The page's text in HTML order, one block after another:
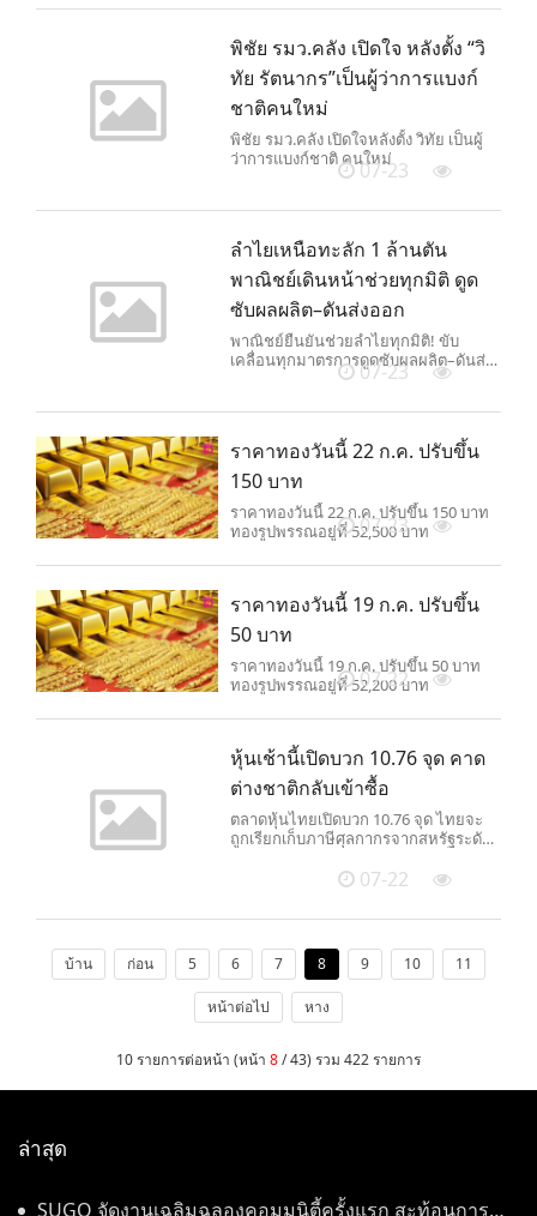
พิชัย รมว.คลัง เปิดใจ หลังตั้ง “วิ
ทัย รัตนากร”เป็นผู้ว่าการแบงก์
ชาติคนใหม่
พิชัย รมว.คลัง เปิดใจหลังตั้ง วิทัย เป็นผู้
ว่าการแบงก์ชาติ คนใหม่
07-23
ลำไยเหนือทะลัก 1 ล้านตัน
พาณิชย์เดินหน้าช่วยทุกมิติ ดูด
ซับผลผลิต–ดันส่งออก
พาณิชย์ยืนยันช่วยลำไยทุกมิติ! ขับ
เคลื่อนทุกมาตรการดูดซับผลผลิต–ดันส่ง
ออก หลังผลผลิตลำไยเหนือทะลัก 1 ล้าน
07-23
ราคาทองวันนี้ 22 ก.ค. ปรับขึ้น
150 บาท
ราคาทองวันนี้ 22 ก.ค. ปรับขึ้น 150 บาท
ทองรูปพรรณอยู่ที่ 52,500 บาท
07-23
ราคาทองวันนี้ 19 ก.ค. ปรับขึ้น
50 บาท
ราคาทองวันนี้ 19 ก.ค. ปรับขึ้น 50 บาท
ทองรูปพรรณอยู่ที่ 52,200 บาท
07-22
หุ้นเช้านี้เปิดบวก 10.76 จุด คาด
ต่างชาติกลับเข้าซื้อ
ตลาดหุ้นไทยเปิดบวก 10.76 จุด ไทยจะ
ถูกเรียกเก็บภาษีศุลกากรจากสหรัฐระดับ
07-22
บ้าน ก่อน 5 6 7 8 9 10 11
หน้าต่อไป หาง
10 รายการต่อหน้า (หน้า 8/ 43) รวม 422 รายการ
ล่าสุด
SUGO จัดงานเฉลิมฉลองคอมมูนิตี้ครั้งแรก สะท้อนการ